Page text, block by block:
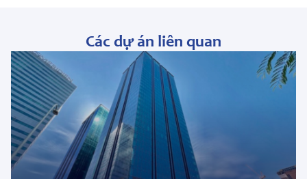
Các dự án liên quan